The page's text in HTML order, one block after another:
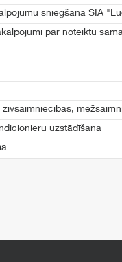
sniegšana SIA
par noteiktu
uzstādīšana